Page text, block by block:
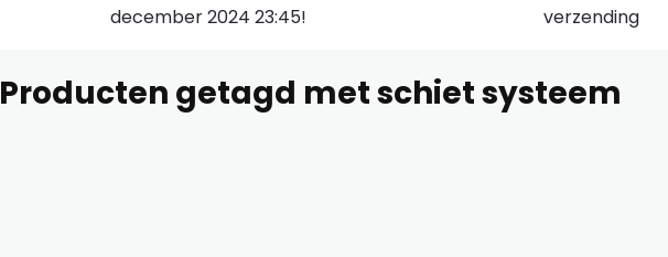
december 2024 23:45!
verzending
Producten getagd met schiet systeem